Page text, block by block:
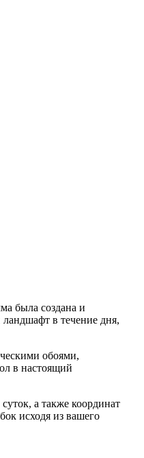
была создана и
в течение дня,
обоями,
в настоящий
а также координат
исходя из вашего